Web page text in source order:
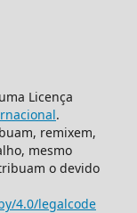
Licença
.
remixem,
mesmo
o devido
4.0/legalcode